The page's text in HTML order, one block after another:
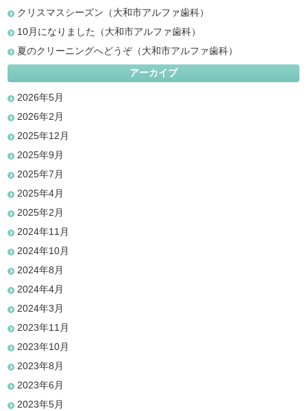
クリスマスシーズン（大和市アルファ歯科）
10月になりました（大和市アルファ歯科）
夏のクリーニングへどうぞ（大和市アルファ歯科）
アーカイブ
2026年5月
2026年2月
2025年12月
2025年9月
2025年7月
2025年4月
2025年2月
2024年11月
2024年10月
2024年8月
2024年4月
2024年3月
2023年11月
2023年10月
2023年8月
2023年6月
2023年5月